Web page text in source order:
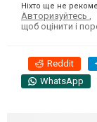
Ніхто ще не
Авторизуйтесь
щоб оцінити і
Reddit
WhatsApp